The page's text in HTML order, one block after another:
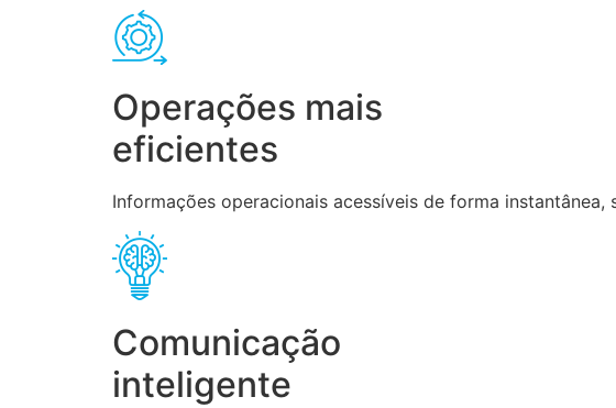
Operações mais
eficientes
Informações operacionais acessíveis de forma
Comunicação
inteligente